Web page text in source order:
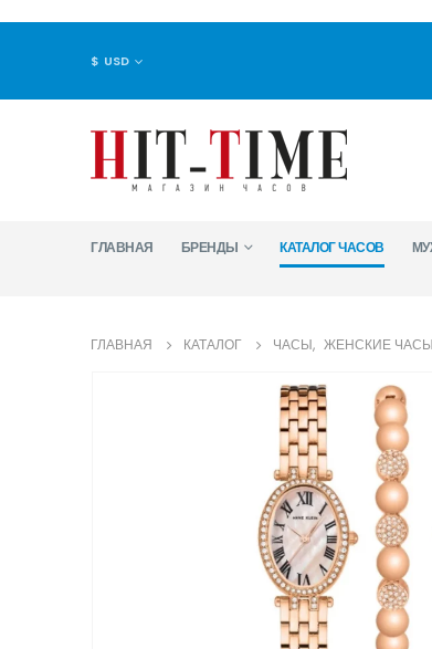
$ USD
ГЛАВНАЯ БРЕНДЫ КАТАЛОГ ЧАСОВ
ГЛАВНАЯ КАТАЛОГ ЧАСЫ, ЖЕНСКИЕ ЧАСЫ